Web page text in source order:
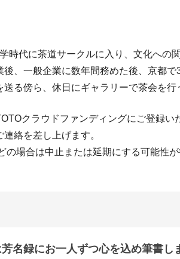
代に茶道サークルに入り、文化への
、一般企業に数年間務めた後、京都で
る傍ら、休日にギャラリーで茶会を行
クラウドファンディングにご登録い
絡を差し上げます。
場合は中止または延期にする可能性が
名録にお一人ずつ心を込め筆書し